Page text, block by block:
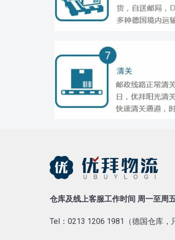
仓库及线上客服工作时间 周一至周
Tel：0213 1206 1981（德国仓库，